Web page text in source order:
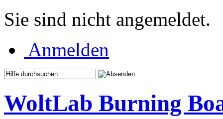
Sie sind nicht angemeldet.
Anmelden
WoltLab Burning